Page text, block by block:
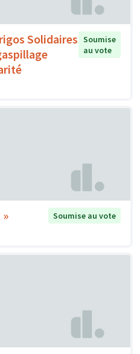
Solidaires Soumise
au vote
Soumise au vote